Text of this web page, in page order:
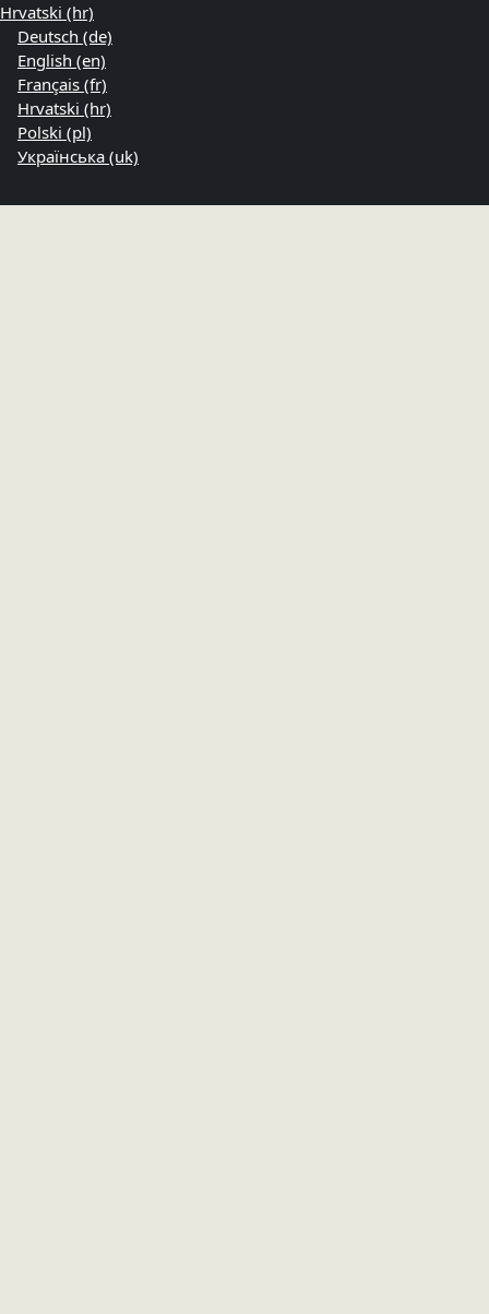
Hrvatski ‎(hr)‎
Deutsch ‎(de)‎
English ‎(en)‎
Français ‎(fr)‎
Hrvatski ‎(hr)‎
Polski ‎(pl)‎
Українська ‎(uk)‎